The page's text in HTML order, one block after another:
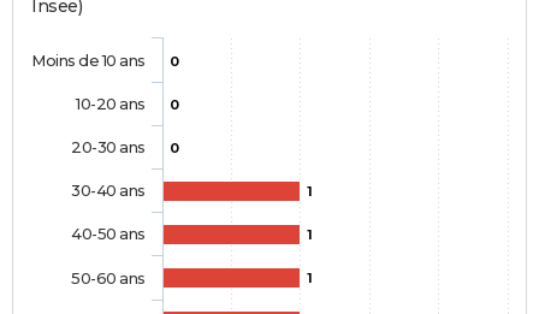
Insee)
0
0
0
1
1
1
Moins de 10 ans
10-20 ans
20-30 ans
30-40 ans
40-50 ans
50-60 ans